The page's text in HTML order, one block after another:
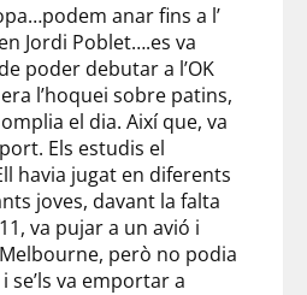
anar fins a l’
Jordi Poblet….es va
poder debutar a l’OK
l’hoquei sobre patins,
el dia. Així que, va
Els estudis el
havia jugat en diferents
joves, davant la falta
va pujar a un avió i
però no podia
se’ls va emportar a